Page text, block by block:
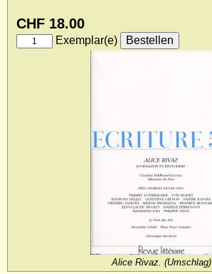
Warenkorb
Allgemeine Geschäftsbedingungen
CHF 18.00
Exemplar(e)
Alice Rivaz. (Umschlag)